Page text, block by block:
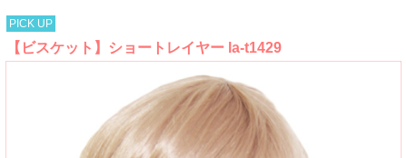
PICK UP
【ビスケット】ショートレイヤー la-t1429